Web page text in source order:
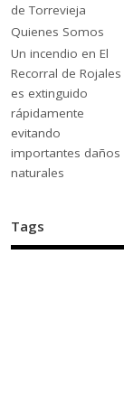
de Torrevieja
Quienes Somos
Un incendio en El
Recorral de Rojales
es extinguido
rápidamente
evitando
importantes daños
naturales
Tags